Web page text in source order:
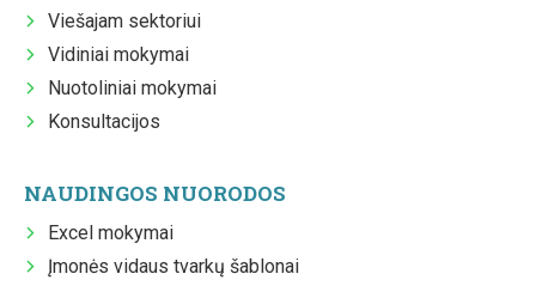
Viešajam sektoriui
Vidiniai mokymai
Nuotoliniai mokymai
Konsultacijos
NAUDINGOS NUORODOS
Excel mokymai
Įmonės vidaus tvarkų šablonai